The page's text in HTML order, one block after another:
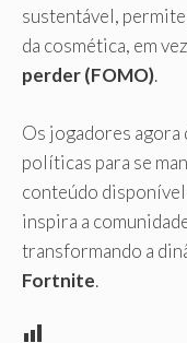
sustentável,
da cosmética, em
perder (FOMO).
Os jogadores agora
políticas para se
conteúdo disponível
inspira a
transformando a
Fortnite.